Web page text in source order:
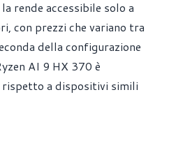
rende accessibile solo a
con prezzi che variano tra
della configurazione
AI 9 HX 370 è
a dispositivi simili